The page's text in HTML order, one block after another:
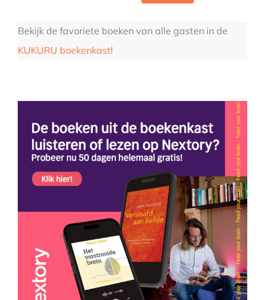
Bekijk de favoriete boeken van alle gasten in de
KUKURU boekenkast!